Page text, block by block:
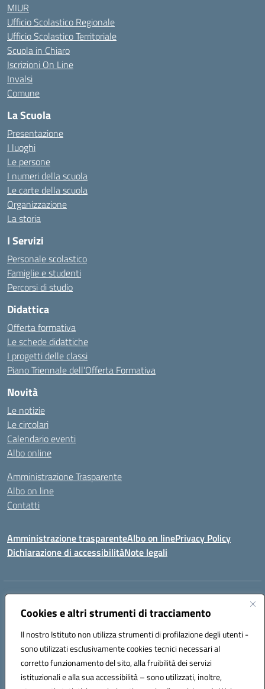
Cookies e altri strumenti di tracciamento
Il nostro Istituto non utilizza strumenti di profilazione degli utenti -
sono utilizzati esclusivamente cookies tecnici necessari al
corretto funzionamento del sito, alla fruibilità dei servizi
istituzionali e alla sua accessibilità – sono utilizzati, inoltre,
MIUR
Ufficio Scolastico Regionale
Ufficio Scolastico Territoriale
Scuola in Chiaro
Iscrizioni On Line
Invalsi
Comune
La Scuola
Presentazione
I luoghi
Le persone
I numeri della scuola
Le carte della scuola
Organizzazione
La storia
I Servizi
Personale scolastico
Famiglie e studenti
Percorsi di studio
Didattica
Offerta formativa
Le schede didattiche
I progetti delle classi
Piano Triennale dell’Offerta Formativa
Novità
Le notizie
Le circolari
Calendario eventi
Albo online
Amministrazione Trasparente
Albo on line
Contatti
Amministrazione trasparenteAlbo on linePrivacy Policy
Dichiarazione di accessibilitàNote legali
Indirizzo:
Centralino:078170786 Email:caic875002@istruzione.it
Codice fiscale: 90027700922
Codice meccanografico:
CAIC875002
Codice unico di fatturazione (CUF): UFVRG0